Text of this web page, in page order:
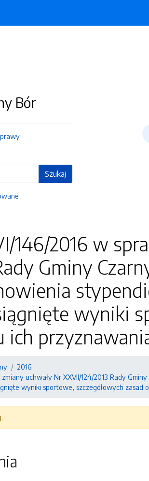
Bór
Szukaj
146/2016 w
Gminy
wyniki
ich
2016
uchwały Nr XXVII/124/2013 Rady
wyniki sportowe, szczegółowych